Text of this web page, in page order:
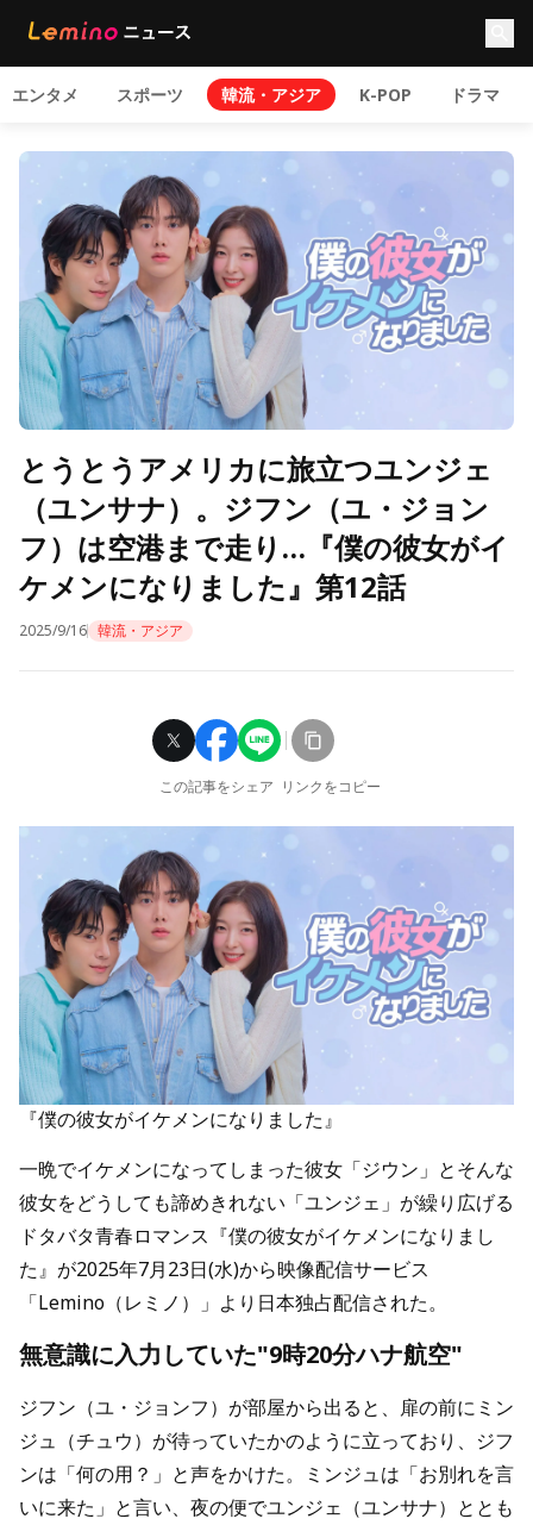
エンタメ スポーツ 韓流・アジア K-POP ドラマ
とうとうアメリカに旅立つユンジェ
（ユンサナ）。ジフン（ユ・ジョン
フ）は空港まで走り…『僕の彼女がイ
ケメンになりました』第12話
2025/9/16 韓流・アジア
この記事をシェア リンクをコピー
『僕の彼女がイケメンになりました』
一晩でイケメンになってしまった彼女「ジウン」とそんな
彼女をどうしても諦めきれない「ユンジェ」が繰り広げる
ドタバタ青春ロマンス『僕の彼女がイケメンになりまし
た』が2025年7月23日(水)から映像配信サービス
「Lemino（レミノ）」より日本独占配信された。
無意識に入力していた"9時20分ハナ航空"
ジフン（ユ・ジョンフ）が部屋から出ると、扉の前にミン
ジュ（チュウ）が待っていたかのように立っており、ジフ
ンは「何の用？」と声をかけた。ミンジュは「お別れを言
いに来た」と言い、夜の便でユンジェ（ユンサナ）ととも